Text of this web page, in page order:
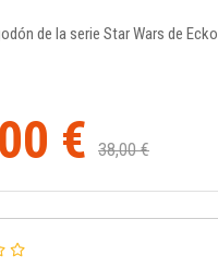
de la serie Star Wars de Ecko
€ 38,00 €